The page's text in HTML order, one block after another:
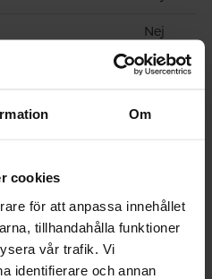
Om
cookies
för att anpassa innehållet
tillhandahålla funktioner
vår trafik. Vi
identifierare och annan
Nej